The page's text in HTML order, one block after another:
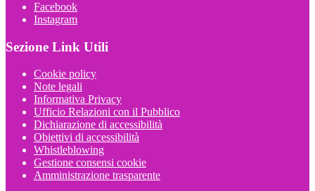
Facebook
Instagram
Sezione Link Utili
Cookie policy
Note legali
Informativa Privacy
Ufficio Relazioni con il Pubblico
Dichiarazione di accessibilità
Obiettivi di accessibilità
Whistleblowing
Gestione consensi cookie
Amministrazione trasparente